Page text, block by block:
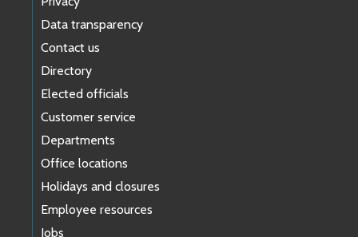
Data transparency
Contact us
Directory
Elected officials
Customer service
Departments
Office locations
Holidays and closures
Employee resources
Jobs